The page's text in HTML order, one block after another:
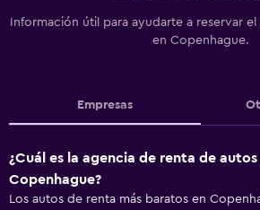
Información útil para ayudarte a reservar
en Copenhague.
Empresas
¿Cuál es la agencia de renta de
Copenhague?
Los autos de renta más baratos en